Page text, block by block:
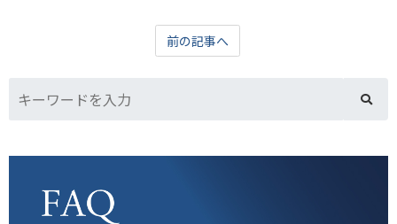
前の記事へ